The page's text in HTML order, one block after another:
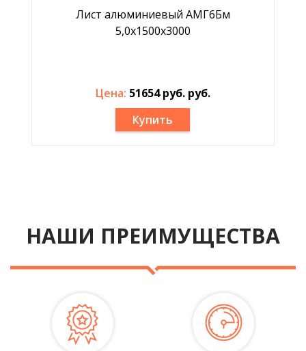
Лист алюминиевый АМГ6Бм
5,0х1500х3000
Цена: 51654 руб. руб.
Купить
НАШИ ПРЕИМУЩЕСТВА